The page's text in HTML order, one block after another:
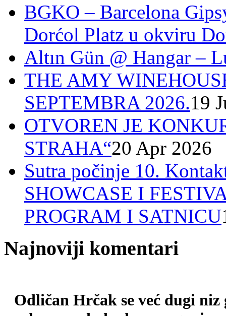
BGKO – Barcelona
Dorćol Platz u okviru
Altın Gün @ Hangar –
THE AMY
SEPTEMBRA 2026.19
OTVOREN JE
STRAHA“20 Apr 2026
Sutra počinje 10.
SHOWCASE I
PROGRAM I SATNICU
Najnoviji komentari
Odličan Hrčak se već dugi